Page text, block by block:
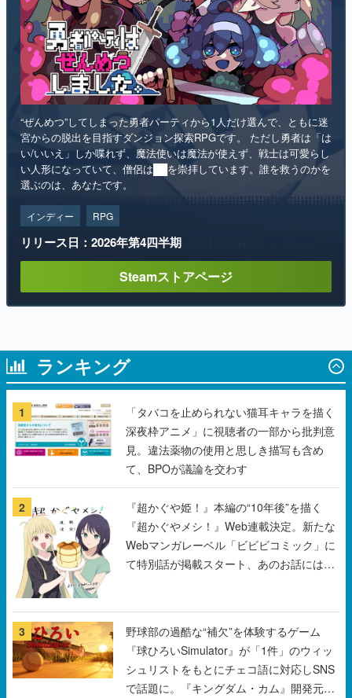
“ぜんめつ”してしまった勇者パーティから1人だけ選んで、ともに迷
宮からの脱出を目指すダンジョン探索RPGです。 ただし勇者は「は
い/いいえ」しか喋れず、魔法使いは魔法が使えず、戦士は可愛らし
い人形になっていて、僧侶は██を崇拝しています。誰を救うのかを
選ぶのは、あなたです。
インディー RPG
リリース日：2026年第4四半期
Steamストアページ
ランキング
1
「タバコを止められない猫耳キャラを描く
深夜枠アニメ」に視聴者の一部から批判意
見。違法薬物の使用と思しき描写も含め
て、BPOが議論を交わす
2
『超かぐや姫！』本編の“10年後”を描く
『超かぐやメシ！』Web連載決定。新たな
Webマンガレーベル「ビビビコミック」に
て特別話が掲載スタート、あのお話には…
3
野球部の過酷な“補欠”を体験するゲーム
『球ひろいSimulator』が「1件」のウィッ
シュリストをもとにチェコ語に対応しSNS
で話題に。『キングダム・カム』開発元や